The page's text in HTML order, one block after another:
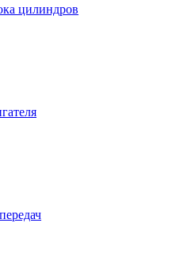
цилиндров